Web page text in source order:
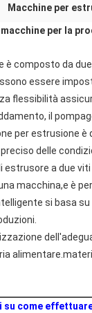
Macchine per
macchine per la
è composto da
essere
flessibilità
il
per estrusione
delle
estrusore a due
macchina,e è
si basa
come